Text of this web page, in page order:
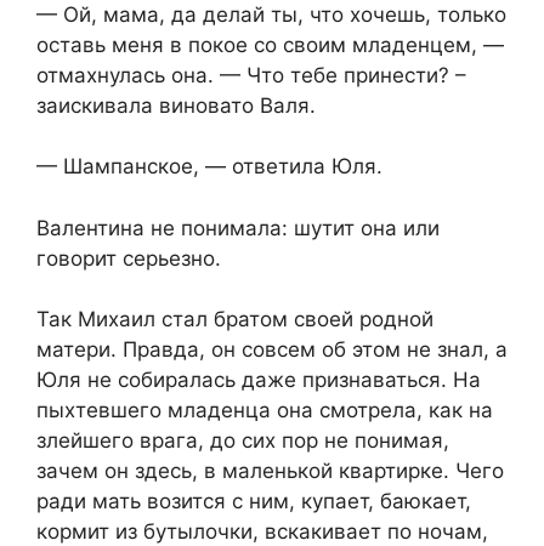
— Ой, мама, да делай ты, что хочешь, только
оставь меня в покое со своим младенцем, —
отмахнулась она. — Что тебе принести? –
заискивала виновато Валя.
— Шампанское, — ответила Юля.
Валентина не понимала: шутит она или
говорит серьезно.
Так Михаил стал братом своей родной
матери. Правда, он совсем об этом не знал, а
Юля не собиралась даже признаваться. На
пыхтевшего младенца она смотрела, как на
злейшего врага, до сих пор не понимая,
зачем он здесь, в маленькой квартирке. Чего
ради мать возится с ним, купает, баюкает,
кормит из бутылочки, вскакивает по ночам,